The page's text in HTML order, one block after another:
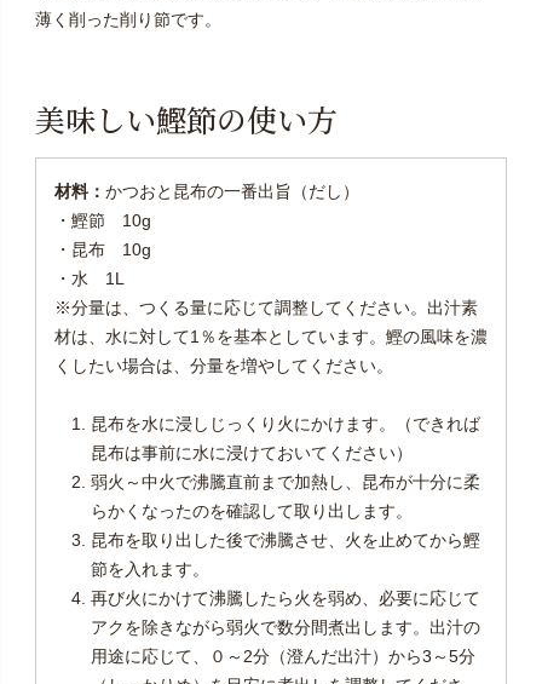
薄く削った削り節です。
美味しい鰹節の使い方
材料： かつおと昆布の一番出旨（だし）
・鰹節 10g
・昆布 10g
・水 1L
※分量は、つくる量に応じて調整してください。出汁素
材は、水に対して1％を基本としています。鰹の風味を濃
くしたい場合は、分量を増やしてください。
昆布を水に浸しじっくり火にかけます。（できれば
昆布は事前に水に浸けておいてください）
弱火～中火で沸騰直前まで加熱し、昆布が十分に柔
らかくなったのを確認して取り出します。
昆布を取り出した後で沸騰させ、火を止めてから鰹
節を入れます。
再び火にかけて沸騰したら火を弱め、必要に応じて
アクを除きながら弱火で数分間煮出します。出汁の
用途に応じて、０～2分（澄んだ出汁）から3～5分